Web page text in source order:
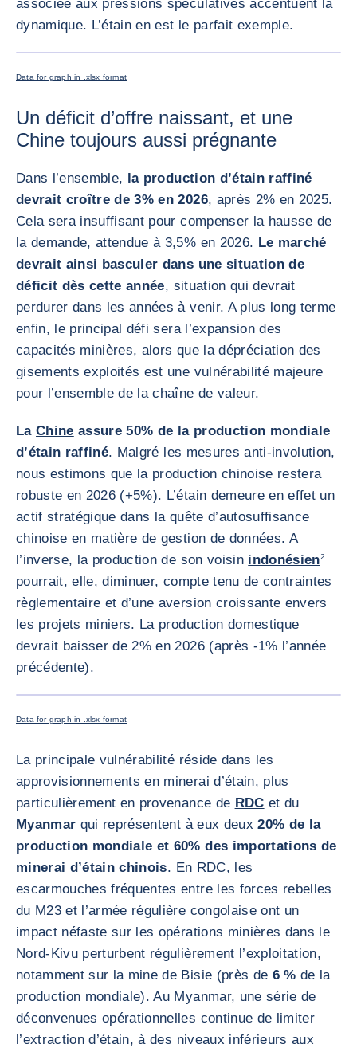
associée aux pressions spéculatives accentuent la
dynamique. L’étain en est le parfait exemple.
Data for graph in .xlsx format
Un déficit d’offre naissant, et une
Chine toujours aussi prégnante
Dans l’ensemble, la production d’étain raffiné
devrait croître de 3% en 2026, après 2% en 2025.
Cela sera insuffisant pour compenser la hausse de
la demande, attendue à 3,5% en 2026. Le marché
devrait ainsi basculer dans une situation de
déficit dès cette année, situation qui devrait
perdurer dans les années à venir. A plus long terme
enfin, le principal défi sera l’expansion des
capacités minières, alors que la dépréciation des
gisements exploités est une vulnérabilité majeure
pour l’ensemble de la chaîne de valeur.
LaChine assure 50% de la production mondiale
d’étain raffiné. Malgré les mesures anti-involution,
nous estimons que la production chinoise restera
robuste en 2026 (+5%). L’étain demeure en effet un
actif stratégique dans la quête d’autosuffisance
chinoise en matière de gestion de données. A
l’inverse, la production de son voisin indonésien2
pourrait, elle, diminuer, compte tenu de contraintes
règlementaire et d’une aversion croissante envers
les projets miniers. La production domestique
devrait baisser de 2% en 2026 (après -1% l’année
précédente).
Data for graph in .xlsx format
La principale vulnérabilité réside dans les
approvisionnements en minerai d’étain, plus
particulièrement en provenance de RDC et du
Myanmar qui représentent à eux deux20% de la
production mondiale et 60% des importations de
minerai d’étain chinois. En RDC, les
escarmouches fréquentes entre les forces rebelles
du M23 et l’armée régulière congolaise ont un
impact néfaste sur les opérations minières dans le
Nord-Kivu perturbent régulièrement l’exploitation,
notamment sur la mine de Bisie (près de 6 % de la
production mondiale). Au Myanmar, une série de
déconvenues opérationnelles continue de limiter
l’extraction d’étain, à des niveaux inférieurs aux